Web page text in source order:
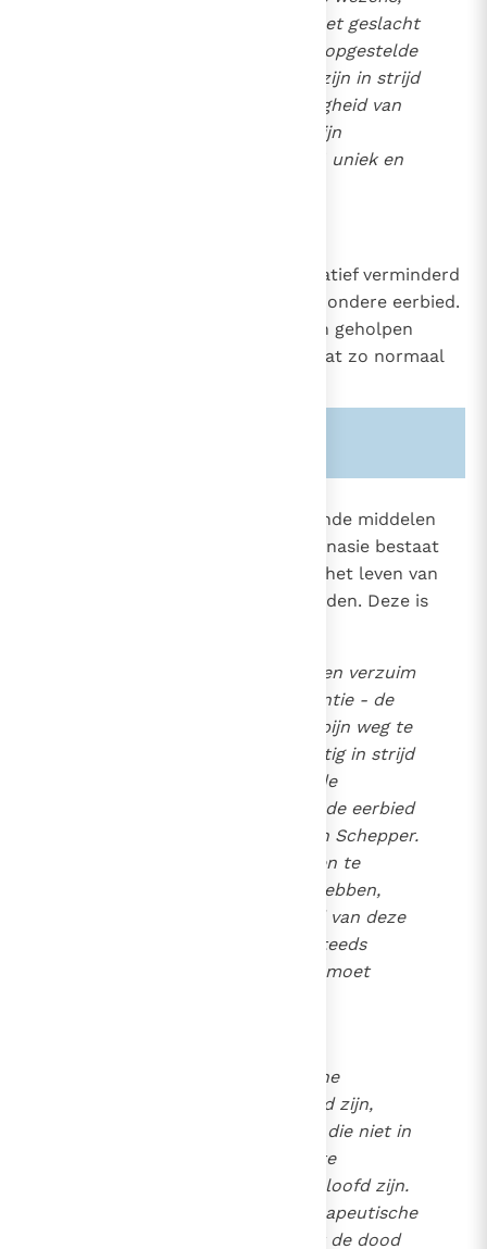
geselecteerd op basis van het geslacht
of op basis van andere vooropgestelde
kwaliteiten. Deze ingrepen zijn in strijd
met de persoonlijke waardigheid van
het menselijk wezen, met zijn
integriteit en zijn identiteit", uniek en
Mensen van wie het leven kwalitatief verminderd
of verzwakt is, verdienen een bijzondere eerbied.
Zieken en gehandicapten moeten geholpen
worden om een leven te leiden dat zo normaal
Wat de motieven en de aangewende middelen
ook mogen zijn, de directe euthanasie bestaat
erin om een einde te maken aan het leven van
gehandicapten, zieken of stervenden. Deze is
Zo is een handeling die of een verzuim
dat - in zichzelf of qua intentie - de
dood bewerkt teneinde de pijn weg te
nemen, een moord die ernstig in strijd
is met de waardigheid van de
menselijke persoon en met de eerbied
voor de levende God als zijn Schepper.
De beoordelingsfout die men te
goeder trouw begaan kan hebben,
verandert niets aan de aard van deze
moorddadige ingreep, die steeds
veroordeeld en uitgesloten moet
Het stopzetten van medische
behandelingen die belastend zijn,
gevaarlijk, buitengewoon of die niet in
verhouding tot de verwachte
resultaten staan, kan geoorloofd zijn.
Dit is het afwijzen van "therapeutische
koppigheid". Men wil zo niet de dood